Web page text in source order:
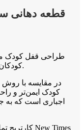
قطعه دهانی
طراحی قفل کودک
کودکان جلوگیری کرده و از آنها محافظت کند.
در مقایسه با
کودک ایمن‌تر و
اجباری است که به